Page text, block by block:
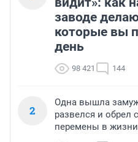
заводе
которые вы
день
98 421 144
2
Одна вышла
развелся и
перемены в